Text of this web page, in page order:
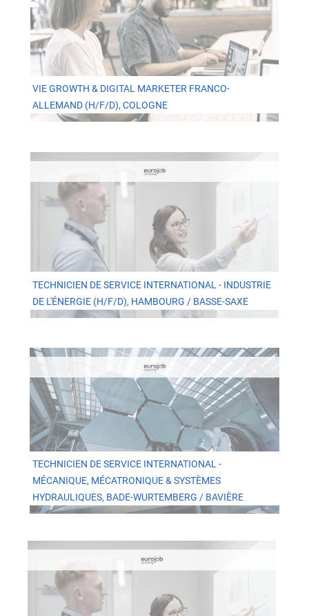
VIE GROWTH & DIGITAL MARKETER FRANCO-
ALLEMAND (H/F/D), COLOGNE
TECHNICIEN DE SERVICE INTERNATIONAL - INDUSTRIE
DE L'ÉNERGIE (H/F/D), HAMBOURG / BASSE-SAXE
TECHNICIEN DE SERVICE INTERNATIONAL -
MÉCANIQUE, MÉCATRONIQUE & SYSTÈMES
HYDRAULIQUES, BADE-WURTEMBERG / BAVIÈRE